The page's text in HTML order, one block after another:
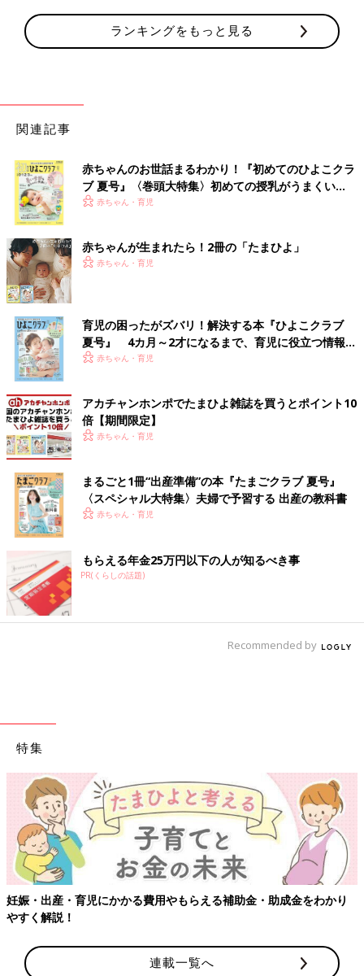
ランキングをもっと見る
関連記事
赤ちゃんのお世話まるわかり！『初めてのひよこクラ
ブ 夏号』〈巻頭大特集〉初めての授乳がうまくい
く！ おっぱい・ミルクの基本と夏のトラブル 解決テ
赤ちゃん・育児
赤ちゃんが生まれたら！2冊の「たまひよ」
赤ちゃん・育児
育児の困ったがズバリ！解決する本『ひよこクラブ
夏号』 4カ月～2才になるまで、育児に役立つ情報が
いっぱい！
赤ちゃん・育児
アカチャンホンポでたまひよ雑誌を買うとポイント10
倍【期間限定】
赤ちゃん・育児
まるごと1冊“出産準備”の本『たまごクラブ 夏号』
〈スペシャル大特集〉夫婦で予習する 出産の教科書
赤ちゃん・育児
もらえる年金25万円以下の人が知るべき事
PR(くらしの話題)
Recommended by
特集
金をわかり
【ワクチン接種できるものも】妊婦の感染症対策、
連載一覧へ